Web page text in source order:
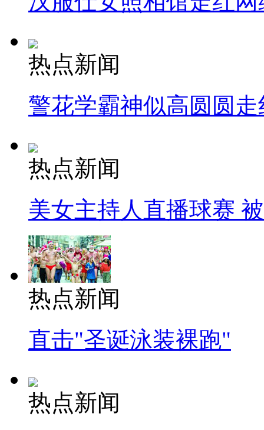
热点新闻
警花学霸神似高圆圆走
热点新闻
美女主持人直播球赛
热点新闻
直击"圣诞泳装裸跑"
热点新闻